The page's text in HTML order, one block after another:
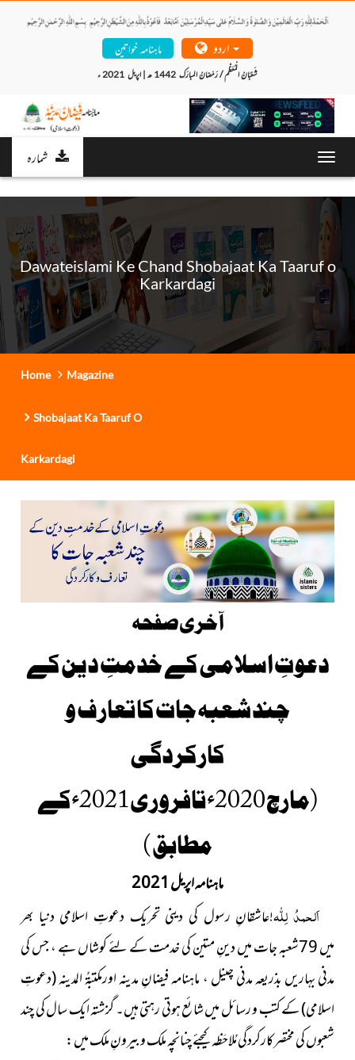
ماہنامہ خواتین
شَعْبَانُ الْمُعَظَّم / رَمَضانُ المبارَک  1442 ھ | اپریل  2021 ء
شمارہ
Dawateislami Ke Chand Shobajaat Ka Taaruf o
Karkardagi
Home Magazine
Shobajaat Ka Taaruf O
Karkardagi
آخری صفحہ
دعوتِ اسلامی کے خدمتِ دین کے
چند شعبہ جات کا تعارف و
کارکردگی
(مارچ2020ء تافروری2021ءکے
مطابق )
ماہنامہ اپریل 2021
اَلحمدُ لِلّٰہ!عاشقانِ رسول کی دینی تحریک دعوتِ اسلامی دنیا بھر
میں 79شعبہ جات میں دینِ متین کی خدمت کے لئے کوشاں ہے ، جس کی
مدنی بہاریں بذریعہ مدنی چینل ، ماہنامہ فیضانِ مدینہ اورمکتبۃُ المدینہ(دعوتِ
اسلامی)کے کتب و رسائل میں شائع ہوتی رہتی ہیں۔ گزشتہ ایک سال کی چند
شعبوں کی مختصر کارکردگی مُلاحَظہ کیجئے چنانچہ ملک و بیرونِ ملک میں :